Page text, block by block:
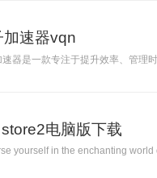
加速器vqn
速器是一款专注于提升效率、管理
电脑版下载
yourself in the enchanting